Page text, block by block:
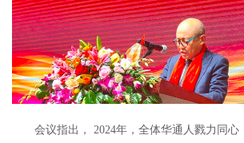
会议指出， 2024年，全体华通人戮力同心